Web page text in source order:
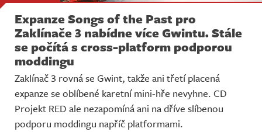
Expanze Songs of the Past pro
Zaklínače 3 nabídne více Gwintu. Stále
se počítá s cross-platform podporou
moddingu
Zaklínač 3 rovná se Gwint, takže ani třetí placená
expanze se oblíbené karetní mini-hře nevyhne. CD
Projekt RED ale nezapomíná ani na dříve slíbenou
podporu moddingu napříč platformami.